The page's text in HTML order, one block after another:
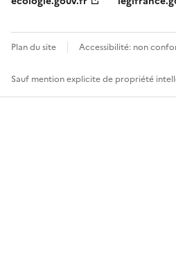
Plan du site Accessibilité: non
Sauf mention explicite de propriété